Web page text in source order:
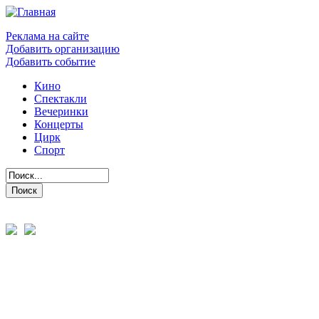
Реклама на сайте
Добавить организацию
Добавить событие
Кино
Спектакли
Вечеринки
Концерты
Цирк
Спорт